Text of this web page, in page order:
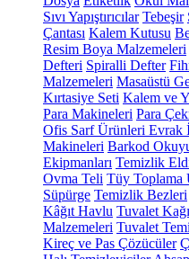
Sıvı Yapıştırıcılar Tebeşir
Çantası Kalem Kutusu
Resim Boya Malzemeleri
Defteri Spiralli Defter
Malzemeleri Masaüstü
Kırtasiye Seti Kalem ve
Para Makineleri Para
Ofis Sarf Ürünleri Evrak
Makineleri Barkod
Ekipmanları Temizlik
Ovma Teli Tüy Toplama
Süpürge Temizlik Bezleri
Kâğıt Havlu Tuvalet
Malzemeleri Tuvalet
Kireç ve Pas Çözücüler